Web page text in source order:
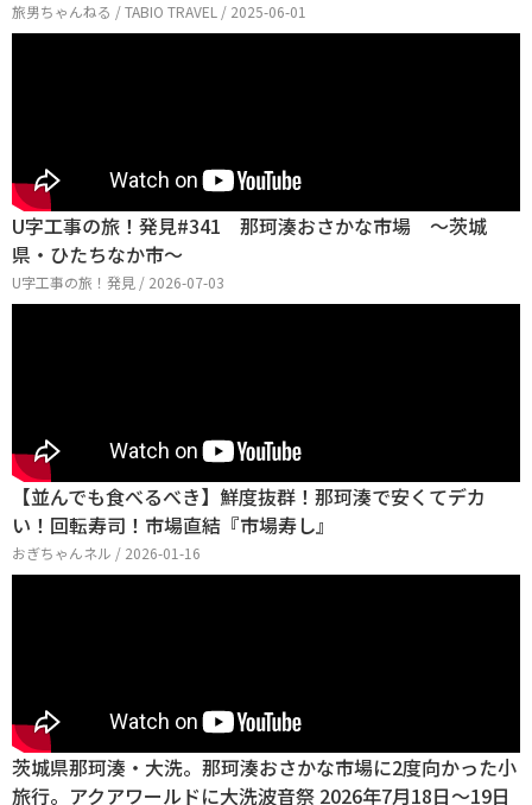
旅男ちゃんねる / TABIO TRAVEL / 2025-06-01
U字工事の旅！発見#341 那珂湊おさかな市場 ～茨城
県・ひたちなか市～
U字工事の旅！発見 / 2026-07-03
【並んでも食べるべき】鮮度抜群！那珂湊で安くてデカ
い！回転寿司！市場直結『市場寿し』
おぎちゃんネル / 2026-01-16
茨城県那珂湊・大洗。那珂湊おさかな市場に2度向かった小
旅行。アクアワールドに大洗波音祭 2026年7月18日～19日